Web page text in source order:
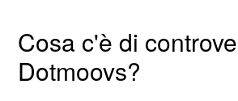
Cosa c'è di
Dotmoovs?